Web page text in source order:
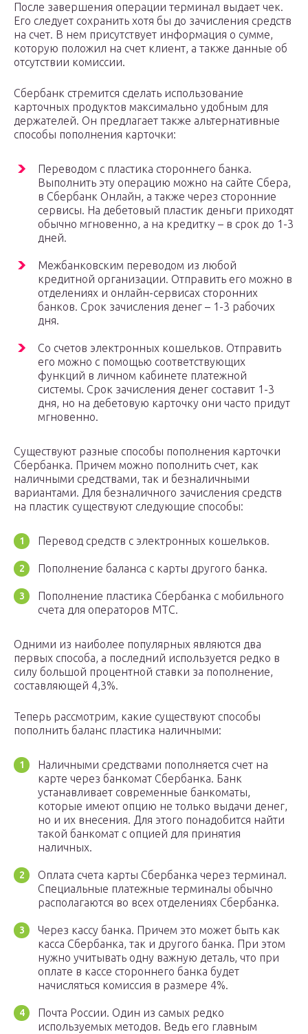
После завершения операции терминал выдает чек.
Его следует сохранить хотя бы до зачисления средств
на счет. В нем присутствует информация о сумме,
которую положил на счет клиент, а также данные об
отсутствии комиссии.
Сбербанк стремится сделать использование
карточных продуктов максимально удобным для
держателей. Он предлагает также альтернативные
способы пополнения карточки:
Переводом с пластика стороннего банка.
Выполнить эту операцию можно на сайте Сбера,
в Сбербанк Онлайн, а также через сторонние
сервисы. На дебетовый пластик деньги приходят
обычно мгновенно, а на кредитку – в срок до 1-3
дней.
Межбанковским переводом из любой
кредитной организации. Отправить его можно в
отделениях и онлайн-сервисах сторонних
банков. Срок зачисления денег – 1-3 рабочих
дня.
Со счетов электронных кошельков. Отправить
его можно с помощью соответствующих
функций в личном кабинете платежной
системы. Срок зачисления денег составит 1-3
дня, но на дебетовую карточку они часто придут
мгновенно.
Существуют разные способы пополнения карточки
Сбербанка. Причем можно пополнить счет, как
наличными средствами, так и безналичными
вариантами. Для безналичного зачисления средств
на пластик существуют следующие способы:
Перевод средств с электронных кошельков.
Пополнение баланса с карты другого банка.
Пополнение пластика Сбербанка с мобильного
счета для операторов МТС.
Одними из наиболее популярных являются два
первых способа, а последний используется редко в
силу большой процентной ставки за пополнение,
составляющей 4,3%.
Теперь рассмотрим, какие существуют способы
пополнить баланс пластика наличными:
Наличными средствами пополняется счет на
карте через банкомат Сбербанка. Банк
устанавливает современные банкоматы,
которые имеют опцию не только выдачи денег,
но и их внесения. Для этого понадобится найти
такой банкомат с опцией для принятия
наличных.
Оплата счета карты Сбербанка через терминал.
Специальные платежные терминалы обычно
располагаются во всех отделениях Сбербанка.
Через кассу банка. Причем это может быть как
касса Сбербанка, так и другого банка. При этом
нужно учитывать одну важную деталь, что при
оплате в кассе стороннего банка будет
начисляться комиссия в размере 4%.
Почта России. Один из самых редко
используемых методов. Ведь его главным